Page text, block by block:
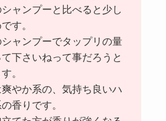
ャンプーと比べると少し
す。
ャンプーでタップリの量
下さいねって事だろうと
。
やか系の、気持ち良いハ
香りです。